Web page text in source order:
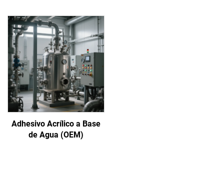
Adhesivo Acrílico a Base
de Agua (OEM)